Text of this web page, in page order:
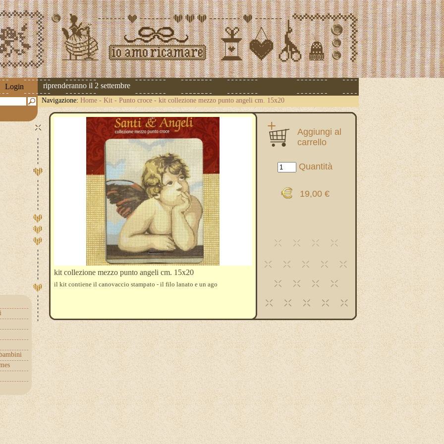
Login riprenderanno il 2 settembre
Navigazione: Home - Kit - Punto croce - kit collezione mezzo punto angeli cm. 15x20
Aggiungi al
carrello
Quantità
19,00 €
kit collezione mezzo punto angeli cm. 15x20
il kit contiene il canovaccio stampato - il filo lanato e un ago